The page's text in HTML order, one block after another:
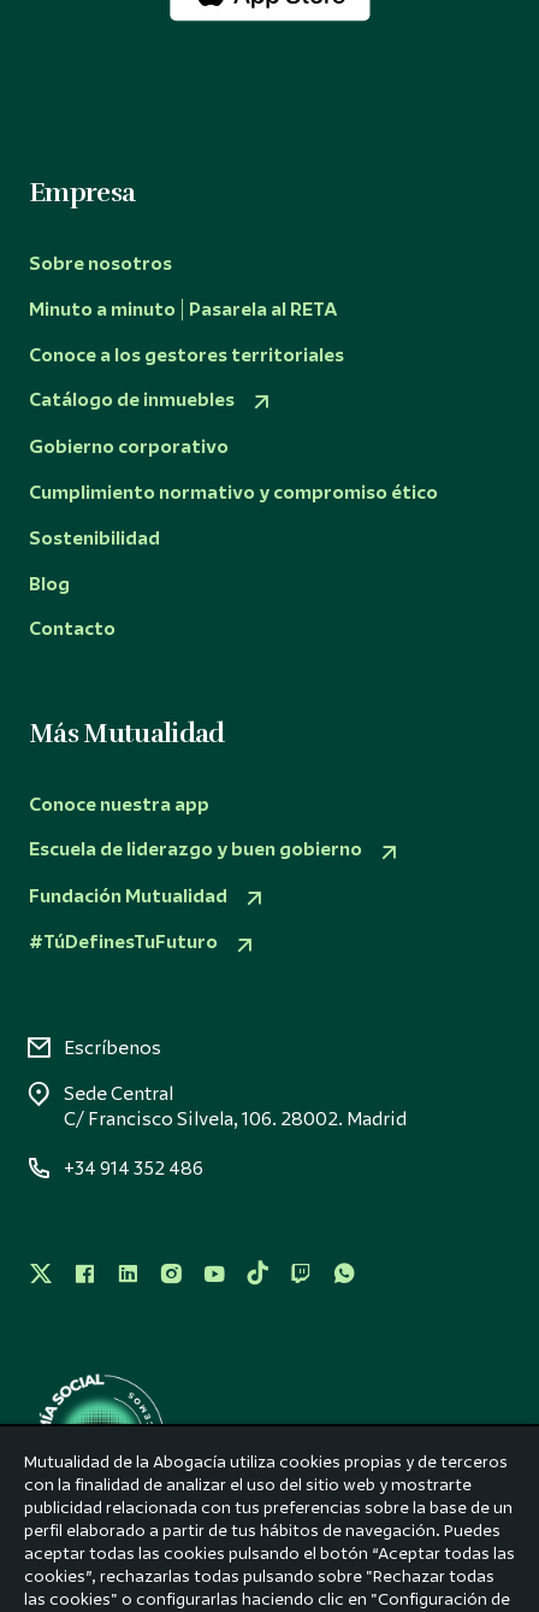
Empresa
Sobre nosotros
Minuto a minuto | Pasarela al RETA
Conoce a los gestores territoriales
Catálogo de inmuebles
Gobierno corporativo
Cumplimiento normativo y compromiso ético
Sostenibilidad
Blog
Contacto
Más Mutualidad
Conoce nuestra app
Escuela de liderazgo y buen gobierno
Fundación Mutualidad
#TúDefinesTuFuturo
Escríbenos
Sede Central
C/ Francisco Silvela, 106. 28002. Madrid
+34 914 352 486
Aviso legal
Accesibilidad
Mutualidad de la Abogacía utiliza cookies propias y de terceros
con la finalidad de analizar el uso del sitio web y mostrarte
publicidad relacionada con tus preferencias sobre la base de un
perfil elaborado a partir de tus hábitos de navegación. Puedes
aceptar todas las cookies pulsando el botón “Aceptar todas las
cookies”, rechazarlas todas pulsando sobre "Rechazar todas
las cookies" o configurarlas haciendo clic en "Configuración de